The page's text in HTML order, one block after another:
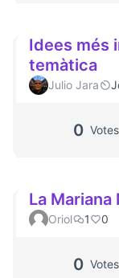
Idees més
temàtica
Julio Jara
0 Votes
La
Oriol 1 0
0 Votes